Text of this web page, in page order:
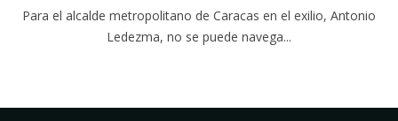
Para el alcalde metropolitano de Caracas en el exilio, Antonio
Ledezma, no se puede navega...